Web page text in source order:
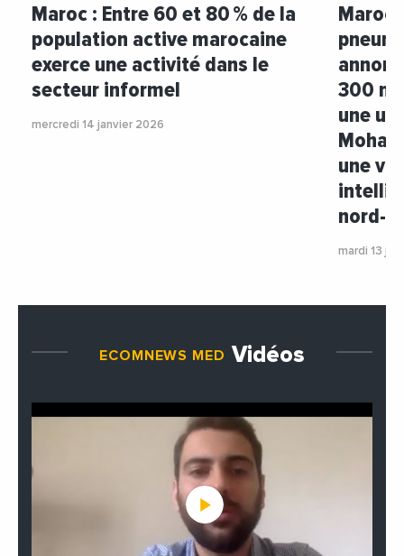
Maroc : Entre 60 et 80 % de la
population active marocaine
exerce une activité dans le
secteur informel
mercredi 14 janvier 2026
Maroc
300
une
une
nord-
mardi 13
ECOMNEWS MED Vidéos